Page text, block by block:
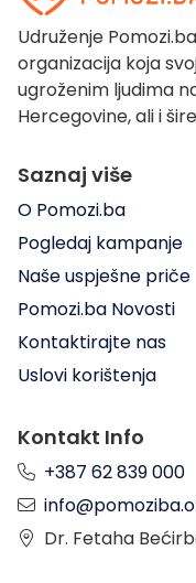
Udruženje
organizacija koja
ugroženim ljudima
Hercegovine, ali i
Saznaj više
O Pomozi.ba
Pogledaj kampanje
Naše uspješne priče
Pomozi.ba Novosti
Kontaktirajte nas
Uslovi korištenja
Kontakt Info
+387 62 839 000
Dr. Fetaha